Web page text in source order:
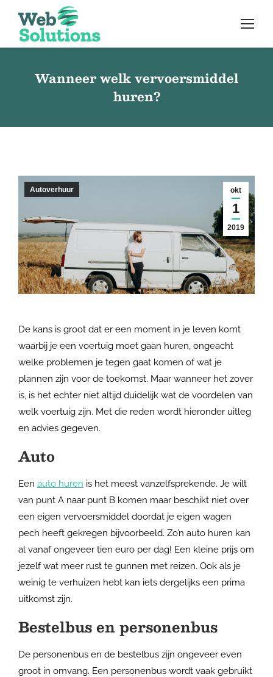
Wanneer welk vervoersmiddel
huren?
okt
1
2019
Autoverhuur
De kans is groot dat er een moment in je leven komt
waarbij je een voertuig moet gaan huren, ongeacht
welke problemen je tegen gaat komen of wat je
plannen zijn voor de toekomst. Maar wanneer het zover
is, is het echter niet altijd duidelijk wat de voordelen van
welk voertuig zijn. Met die reden wordt hieronder uitleg
en advies gegeven.
Auto
Een auto huren is het meest vanzelfsprekende. Je wilt
van punt A naar punt B komen maar beschikt niet over
een eigen vervoersmiddel doordat je eigen wagen
pech heeft gekregen bijvoorbeeld. Zo’n auto huren kan
al vanaf ongeveer tien euro per dag! Een kleine prijs om
jezelf wat meer rust te gunnen met reizen. Ook als je
weinig te verhuizen hebt kan iets dergelijks een prima
uitkomst zijn.
Bestelbus en personenbus
De personenbus en de bestelbus zijn ongeveer even
groot in omvang. Een personenbus wordt vaak gebruikt